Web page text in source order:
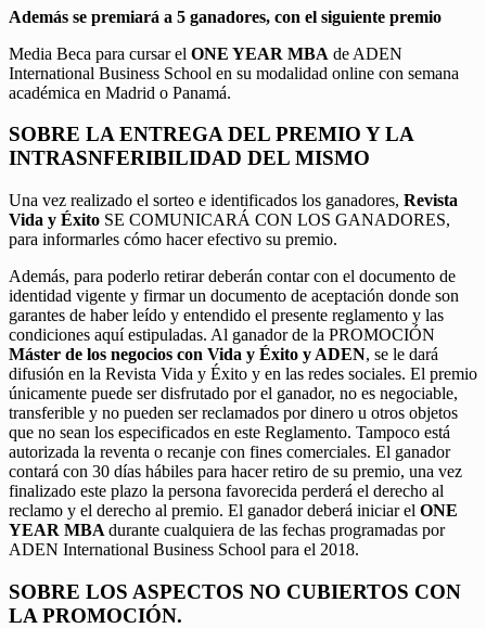
Además se premiará a 5 ganadores, con el siguiente premio
Media Beca para cursar el ONE YEAR MBA de ADEN
International Business School en su modalidad online con semana
académica en Madrid o Panamá.
SOBRE LA ENTREGA DEL PREMIO Y LA
INTRASNFERIBILIDAD DEL MISMO
Una vez realizado el sorteo e identificados los ganadores, Revista
Vida y Éxito SE COMUNICARÁ CON LOS GANADORES,
para informarles cómo hacer efectivo su premio.
Además, para poderlo retirar deberán contar con el documento de
identidad vigente y firmar un documento de aceptación donde son
garantes de haber leído y entendido el presente reglamento y las
condiciones aquí estipuladas. Al ganador de la PROMOCIÓN
Máster de los negocios con Vida y Éxito y ADEN, se le dará
difusión en la Revista Vida y Éxito y en las redes sociales. El premio
únicamente puede ser disfrutado por el ganador, no es negociable,
transferible y no pueden ser reclamados por dinero u otros objetos
que no sean los especificados en este Reglamento. Tampoco está
autorizada la reventa o recanje con fines comerciales. El ganador
contará con 30 días hábiles para hacer retiro de su premio, una vez
finalizado este plazo la persona favorecida perderá el derecho al
reclamo y el derecho al premio. El ganador deberá iniciar el ONE
YEAR MBA durante cualquiera de las fechas programadas por
ADEN International Business School para el 2018.
SOBRE LOS ASPECTOS NO CUBIERTOS CON
LA PROMOCIÓN.